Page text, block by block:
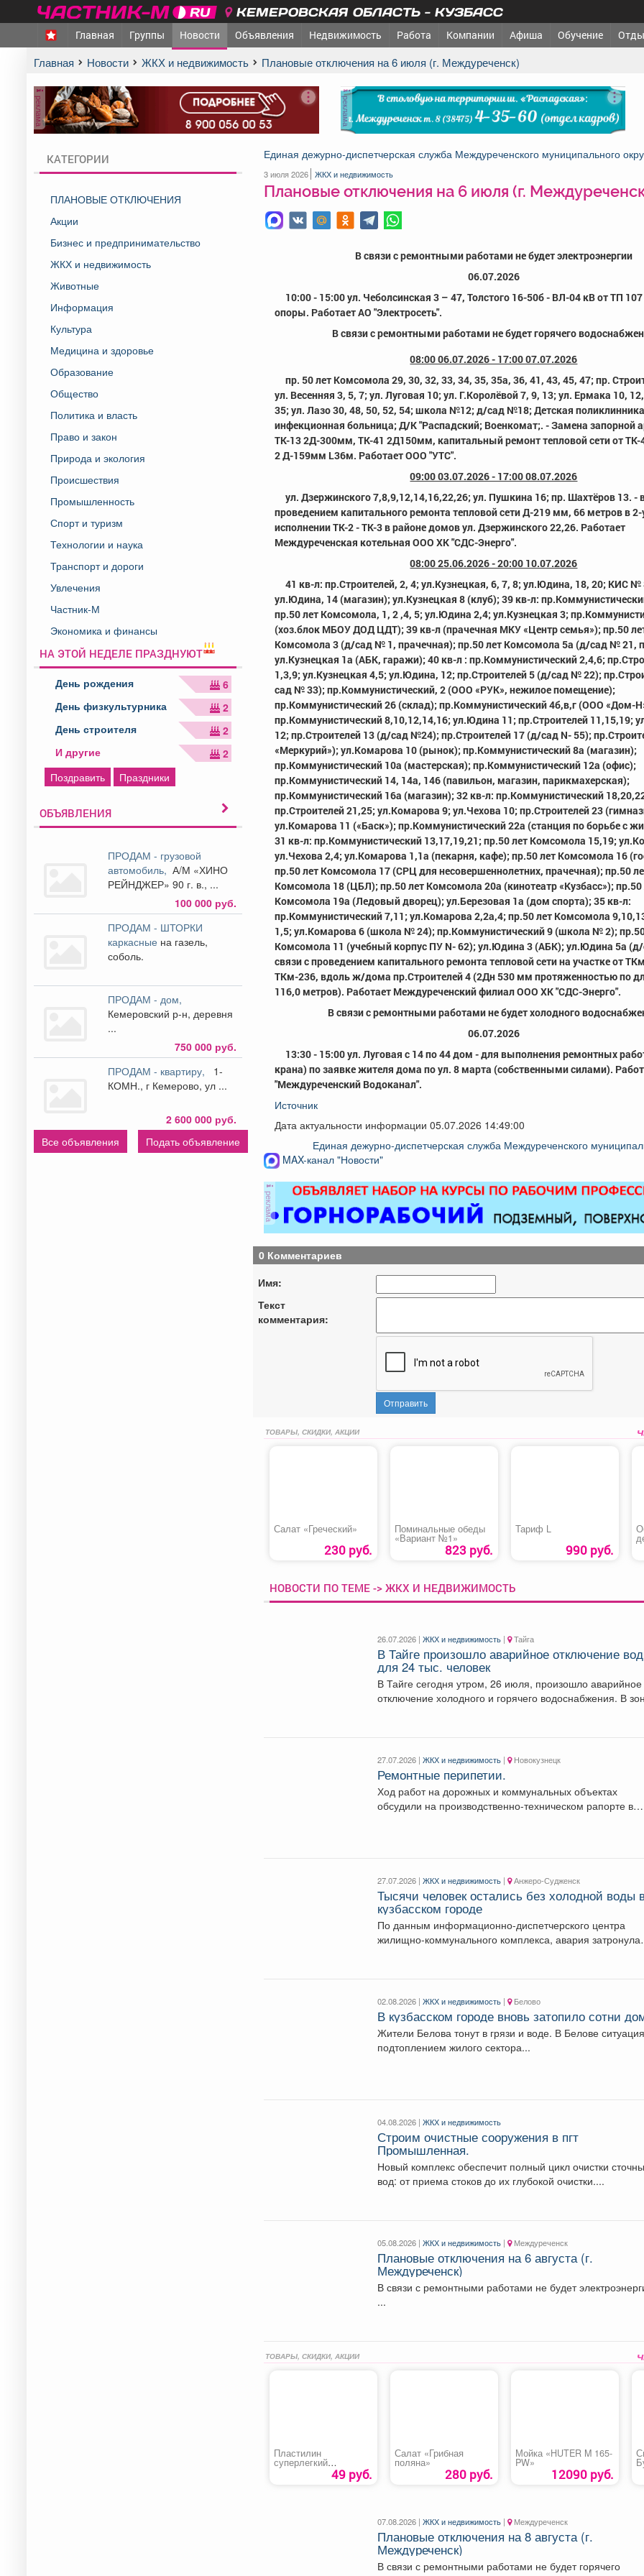
КЕМЕРОВСКАЯ ОБЛАСТЬ - КУЗБАСС
Главная Группы Новости Объявления Недвижимость Работа Компании Афиша Обучение
Главная Новости ЖКХ и недвижимость Плановые отключения на 6 июля (г. Междуреченск)
реклама реклама
КАТЕГОРИИ
ПЛАНОВЫЕ ОТКЛЮЧЕНИЯ
Акции
Бизнес и предпринимательство
ЖКХ и недвижимость
Животные
Информация
Культура
Медицина и здоровье
Образование
Общество
Политика и власть
Право и закон
Природа и экология
Происшествия
Промышленность
Спорт и туризм
Технологии и наука
Транспорт и дороги
Увлечения
Частник-М
Экономика и финансы
НА ЭТОЙ НЕДЕЛЕ ПРАЗДНУЮТ
День рождения
6
День физкультурника
2
День строителя
2
И другие
2
Поздравить
Праздники
ОБЪЯВЛЕНИЯ
ПРОДАМ - грузовой
автомобиль, А/М «ХИНО
РЕЙНДЖЕР» 90 г. в., ...
100 000 руб.
ПРОДАМ - ШТОРКИ
каркасные на газель,
соболь.
ПРОДАМ - дом,
Кемеровский р-н, деревня
...
750 000 руб.
ПРОДАМ - квартиру,
1-
КОМН., г Кемерово, ул ...
2 600 000 руб.
Все объявления
Подать объявление
Единая дежурно-диспетчерская служба Междуреченского муниципального
3 июля 2026 ЖКХ и недвижимость
Плановые отключения на 6 июля (г.
В связи с ремонтными работами не будет электроэнергии
06.07.2026
10:00 - 15:00 ул. Чеболсинская 3 – 47, Толстого 16-50б - ВЛ-04 кВ от ТП
опоры. Работает АО "Электросеть".
В связи с ремонтными работами не будет горячего
08:00 06.07.2026 - 17:00 07.07.2026
пр. 50 лет Комсомола 29, 30, 32, 33, 34, 35, 35а, 36, 41, 43, 45, 47; пр.
ул. Весенняя 3, 5, 7; ул. Луговая 10; ул. Г.Королёвой 7, 9, 13; ул. Ермака 10,
35; ул. Лазо 30, 48, 50, 52, 54; школа №12; д/сад №18; Детская
инфекционная больница; Д/К "Распадский; Военкомат;. - Замена запорной
ТК-13 2Д-300мм, ТК-41 2Д150мм, капитальный ремонт тепловой сети от ТК-
2 Д-159мм L36м. Работает ООО "УТС".
09:00 03.07.2026 - 17:00 08.07.2026
ул. Дзержинского 7,8,9,12,14,16,22,26; ул. Пушкина 16; пр. Шахтёров 13. -
проведением капитального ремонта тепловой сети Д-219 мм, 66 метров в 2-
исполнении ТК-2 - ТК-3 в районе домов ул. Дзержинского 22,26. Работает
Междуреченская котельная ООО ХК "СДС-Энерго".
08:00 25.06.2026 - 20:00 10.07.2026
41 кв-л: пр.Строителей, 2, 4; ул.Кузнецкая, 6, 7, 8; ул.Юдина, 18, 20; КИС №
ул.Юдина, 14 (магазин); ул.Кузнецкая 8 (клуб); 39 кв-л:
пр.50 лет Комсомола, 1, 2 ,4, 5; ул.Юдина 2,4; ул.Кузнецкая 3;
(хоз.блок МБОУ ДОД ЦДТ); 39 кв-л (прачечная MKУ «Центр семья»); пр.50
Комсомола 3 (д/сад № 1, прачечная); пр.50 лет Комсомола 5a (д/сад № 21,
ул.Кузнецкая 1a (АБК, гаражи); 40 кв-л : пр.Коммунистический 2,4,6;
1,3,9; ул.Кузнецкая 4,5; ул.Юдина, 12; пр.Строителей 5 (д/сад № 22);
сад № 33); пр.Коммунистический, 2 (ООО «РУК», нежилое помещение);
пр.Коммунистический 26 (склад); пр.Коммунистический 4б,в,г (ООО «Дом-
пр.Коммунистический 8,10,12,14,16; ул.Юдина 11; пр.Строителей 11,15,19;
12; пр.Строителей 13 (д/сад №24); пр.Строителей 17 (д/сад N- 55);
«Меркурий»); ул.Комарова 10 (рынок); пр.Коммунистический 8a (магазин);
пр.Коммунистический 10a (мастерская); пр.Коммунистический 12a (офис);
пр.Коммунистический 14, 14a, 146 (павильон, магазин, парикмахерская);
пр.Коммунистический 16a (магазин); 32 кв-л: пр.Коммунистический
пр.Строителей 21,25; ул.Комарова 9; ул.Чехова 10; пр.Строителей 23
ул.Комарова 11 («Баск»); пр.Коммунистический 22a (станция по борьбе с
31 кв-л: пр.Коммунистический 13,17,19,21; пр.50 лет Комсомола 15,19;
ул.Чехова 2,4; ул.Комарова 1,1a (пекарня, кафе); пр.50 лет Комсомола 16
пр.50 лет Комсомола 17 (СРЦ для несовершеннолетних, прачечная); пр.50
Комсомола 18 (ЦБЛ); пр.50 лет Комсомола 20a (кинотеатр «Кузбасс»); пр.50
Комсомола 19a (Ледовый дворец); ул.Березовая 1a (дом спорта); 35 кв-л:
пр.Коммунистический 7,11; ул.Комарова 2,2a,4; пр.50 лет Комсомола
1,5; ул.Комарова 6 (школа № 24); пр.Коммунистический 9 (школа № 2);
Комсомола 11 (учебный корпус ПУ N- 62); ул.Юдина 3 (АБК); ул.Юдина 5a (д/
связи с проведением капитального ремонта тепловой сети на участке от
ТКм-236, вдоль ж/дома пр.Строителей 4 (2Дн 530 мм протяженностью по
116,0 метров). Работает Междуреченский филиал ООО ХК "СДС-Энерго".
В связи с ремонтными работами не будет холодного
06.07.2026
13:30 - 15:00 ул. Луговая с 14 по 44 дом - для выполнения ремонтных
крана) по заявке жителя дома по ул. 8 марта (собственными силами).
"Междуреченский Водоканал".
Источник
Дата актуальности информации 05.07.2026 14:49:00
Единая дежурно-диспетчерская служба Междуреченского
MAX-канал "Новости"
реклама
0 Комментариев
Имя:
Текст
комментария:
Отправить
ТОВАРЫ, СКИДКИ, АКЦИИ
Салат «Греческий»
230 руб.
Поминальные обеды
«Вариант №1»
823 руб.
Тариф L
990 руб.
НОВОСТИ ПО ТЕМЕ -> ЖКХ И НЕДВИЖИМОСТЬ
26.07.2026 |ЖКХ и недвижимость | Тайга
В Тайге произошло аварийное отключение
для 24 тыс. человек
В Тайге сегодня утром, 26 июля, произошло аварийное
отключение холодного и горячего водоснабжения. В
27.07.2026 |ЖКХ и недвижимость | Новокузнецк
Ремонтные перипетии.
Ход работ на дорожных и коммунальных объектах
обсудили на производственно-техническом рапорте в
27.07.2026 |ЖКХ и недвижимость | Анжеро-Судженск
Тысячи человек остались без холодной воды
кузбасском городе
По данным информационно-диспетчерского центра
жилищно-коммунального комплекса, авария затронула
02.08.2026 |ЖКХ и недвижимость | Белово
В кузбасском городе вновь затопило сотни
Жители Белова тонут в грязи и воде. В Белове ситуация с
подтоплением жилого сектора...
04.08.2026 |ЖКХ и недвижимость
Строим очистные сооружения в пгт
Промышленная.
Новый комплекс обеспечит полный цикл очистки
вод: от приема стоков до их глубокой очистки....
05.08.2026 |ЖКХ и недвижимость | Междуреченск
Плановые отключения на 6 августа (г.
Междуреченск)
В связи с ремонтными работами не будет
...
ТОВАРЫ, СКИДКИ, АКЦИИ
Пластилин
суперлегкий
«Цветной» 49 руб.
Салат «Грибная
поляна»
280 руб.
Мойка «HUTER M 165-
PW»
12090 руб.
07.08.2026 |ЖКХ и недвижимость | Междуреченск
Плановые отключения на 8 августа (г.
Междуреченск)
В связи с ремонтными работами не будет горячего